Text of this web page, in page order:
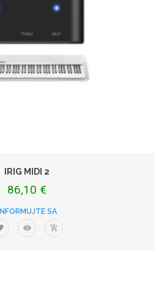
IRIG MIDI 2
86,10 €
INFORMUJTE SA